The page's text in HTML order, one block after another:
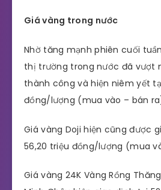
Giá vàng trong nước
Nhờ tăng mạnh phiên cuối
thị trường trong nước đã vượt
thành công và hiện niêm yết
đồng/lượng (mua vào – bán
Giá vàng Doji hiện cũng được
56,20 triệu đồng/lượng (mua
Giá vàng 24K Vàng Rồng